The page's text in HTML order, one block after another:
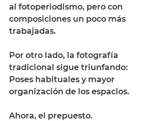
al fotoperiodismo, pero con
composiciones un poco más
trabajadas.
Por otro lado, la fotografía
tradicional sigue triunfando:
Poses habituales y mayor
organización de los espacios.
Ahora, el prepuesto.